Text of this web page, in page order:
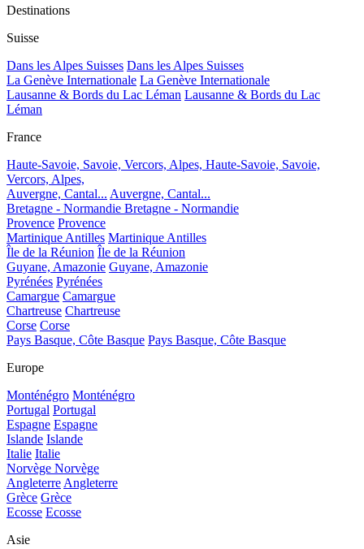
Destinations
Suisse
Dans les Alpes Suisses Dans les Alpes Suisses
La Genève Internationale La Genève Internationale
Lausanne & Bords du Lac Léman Lausanne & Bords du Lac
Léman
France
Haute-Savoie, Savoie, Vercors, Alpes, Haute-Savoie, Savoie,
Vercors, Alpes,
Auvergne, Cantal... Auvergne, Cantal...
Bretagne - Normandie Bretagne - Normandie
Provence Provence
Martinique Antilles Martinique Antilles
Île de la Réunion Île de la Réunion
Guyane, Amazonie Guyane, Amazonie
Pyrénées Pyrénées
Camargue Camargue
Chartreuse Chartreuse
Corse Corse
Pays Basque, Côte Basque Pays Basque, Côte Basque
Europe
Monténégro Monténégro
Portugal Portugal
Espagne Espagne
Islande Islande
Italie Italie
Norvège Norvège
AngleterreAngleterre
Grèce Grèce
Ecosse Ecosse
Asie